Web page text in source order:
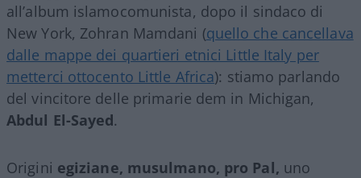
all’album islamocomunista, dopo il sindaco di
New York, Zohran Mamdani (quello che cancellava
dalle mappe dei quartieri etnici Little Italy per
metterci ottocento Little Africa): stiamo parlando
del vincitore delle primarie dem in Michigan,
Abdul El-Sayed.
Origini egiziane, musulmano, pro Pal, uno